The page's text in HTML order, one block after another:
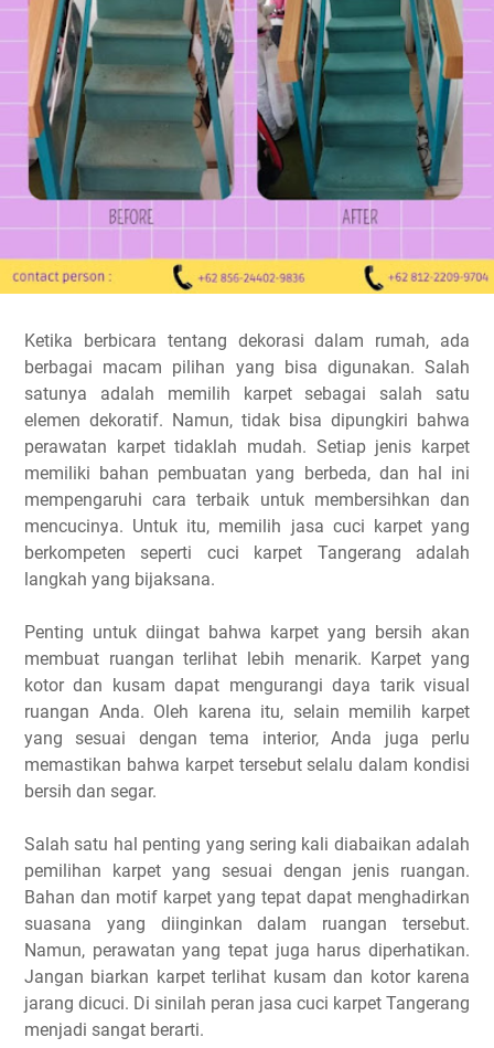
Ketika berbicara tentang dekorasi dalam rumah, ada
berbagai macam pilihan yang bisa digunakan. Salah
satunya adalah memilih karpet sebagai salah satu
elemen dekoratif. Namun, tidak bisa dipungkiri bahwa
perawatan karpet tidaklah mudah. Setiap jenis karpet
memiliki bahan pembuatan yang berbeda, dan hal ini
mempengaruhi cara terbaik untuk membersihkan dan
mencucinya. Untuk itu, memilih jasa cuci karpet yang
berkompeten seperti cuci karpet Tangerang adalah
langkah yang bijaksana.
Penting untuk diingat bahwa karpet yang bersih akan
membuat ruangan terlihat lebih menarik. Karpet yang
kotor dan kusam dapat mengurangi daya tarik visual
ruangan Anda. Oleh karena itu, selain memilih karpet
yang sesuai dengan tema interior, Anda juga perlu
memastikan bahwa karpet tersebut selalu dalam kondisi
bersih dan segar.
Salah satu hal penting yang sering kali diabaikan adalah
pemilihan karpet yang sesuai dengan jenis ruangan.
Bahan dan motif karpet yang tepat dapat menghadirkan
suasana yang diinginkan dalam ruangan tersebut.
Namun, perawatan yang tepat juga harus diperhatikan.
Jangan biarkan karpet terlihat kusam dan kotor karena
jarang dicuci. Di sinilah peran jasa cuci karpet Tangerang
menjadi sangat berarti.